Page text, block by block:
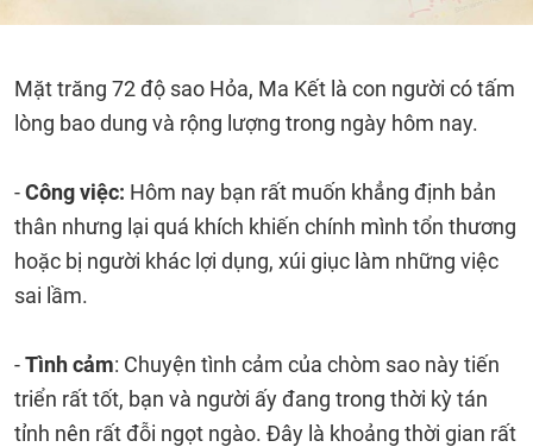
Mặt trăng 72 độ sao Hỏa, Ma Kết là con người có tấm
lòng bao dung và rộng lượng trong ngày hôm nay.
-Công việc: Hôm nay bạn rất muốn khẳng định bản
thân nhưng lại quá khích khiến chính mình tổn thương
hoặc bị người khác lợi dụng, xúi giục làm những việc
sai lầm.
-Tình cảm: Chuyện tình cảm của chòm sao này tiến
triển rất tốt, bạn và người ấy đang trong thời kỳ tán
tỉnh nên rất đỗi ngọt ngào. Đây là khoảng thời gian rất